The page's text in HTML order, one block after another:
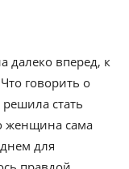
далеко вперед, к
говорить о
стать
женщина сама
для